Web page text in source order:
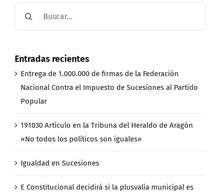
Entradas recientes
Entrega de 1.000.000 de firmas de la Federación
Nacional Contra el Impuesto de Sucesiones al Partido
Popular
191030 Artículo en la Tribuna del Heraldo de Aragón
«No todos los políticos son iguales»
Igualdad en Sucesiones
E Constitucional decidirá si la plusvalía municipal es